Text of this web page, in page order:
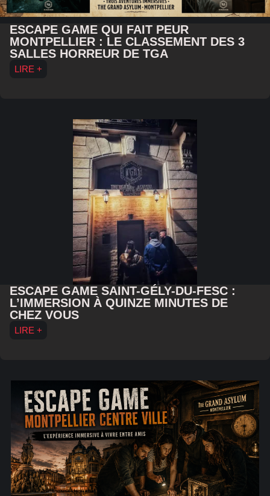
ESCAPE GAME QUI FAIT PEUR
MONTPELLIER : LE CLASSEMENT DES 3
SALLES HORREUR DE TGA
LIRE +
ESCAPE GAME SAINT-GÉLY-DU-FESC :
L’IMMERSION À QUINZE MINUTES DE
CHEZ VOUS
LIRE +